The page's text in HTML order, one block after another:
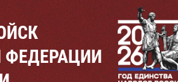
ФЕДЕРАЦИИ